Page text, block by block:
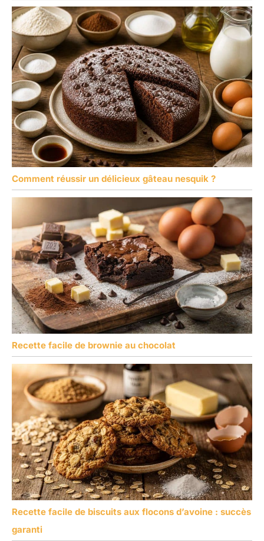
Comment réussir un délicieux gâteau nesquik ?
Recette facile de brownie au chocolat
Recette facile de biscuits aux flocons d’avoine : succès
garanti